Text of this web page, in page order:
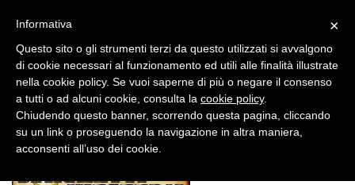
30 GIU, 2017
menù
×
Informativa
Questo sito o gli strumenti terzi da questo utilizzati si avvalgono
di cookie necessari al funzionamento ed utili alle finalità illustrate
nella cookie policy. Se vuoi saperne di più o negare il consenso
a tutti o ad alcuni cookie, consulta la cookie policy.
Chiudendo questo banner, scorrendo questa pagina, cliccando
su un link o proseguendo la navigazione in altra maniera,
acconsenti all’uso dei cookie.